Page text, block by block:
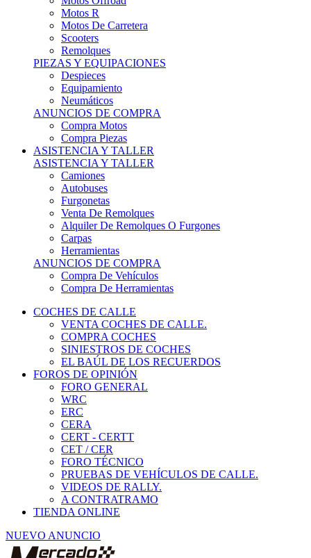
Motos R
Motos De Carretera
Scooters
Remolques
PIEZAS Y EQUIPACIONES
Despieces
Equipamiento
Neumáticos
ANUNCIOS DE COMPRA
Compra Motos
Compra Piezas
ASISTENCIA Y TALLER
ASISTENCIA Y TALLER
Camiones
Autobuses
Furgonetas
Venta De Remolques
Alquiler De Remolques O Furgones
Carpas
Herramientas
ANUNCIOS DE COMPRA
Compra De Vehículos
Compra De Herramientas
COCHES DE CALLE
VENTA COCHES DE CALLE.
COMPRA COCHES
SINIESTROS DE COCHES
EL BAÚL DE LOS RECUERDOS
FOROS DE OPINIÓN
FORO GENERAL
WRC
ERC
CERA
CERT - CERTT
CET / CER
FORO TÉCNICO
PRUEBAS DE VEHÍCULOS DE CALLE.
VIDEOS DE RALLY.
A CONTRATRAMO
TIENDA ONLINE
NUEVO ANUNCIO